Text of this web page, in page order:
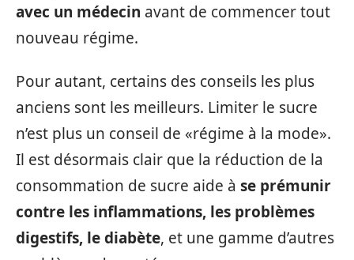
avec un médecin avant de commencer tout
nouveau régime.
Pour autant, certains des conseils les plus
anciens sont les meilleurs. Limiter le sucre
n’est plus un conseil de «régime à la mode».
Il est désormais clair que la réduction de la
consommation de sucre aide à se prémunir
contre les inflammations, les problèmes
digestifs, le diabète, et une gamme d’autres